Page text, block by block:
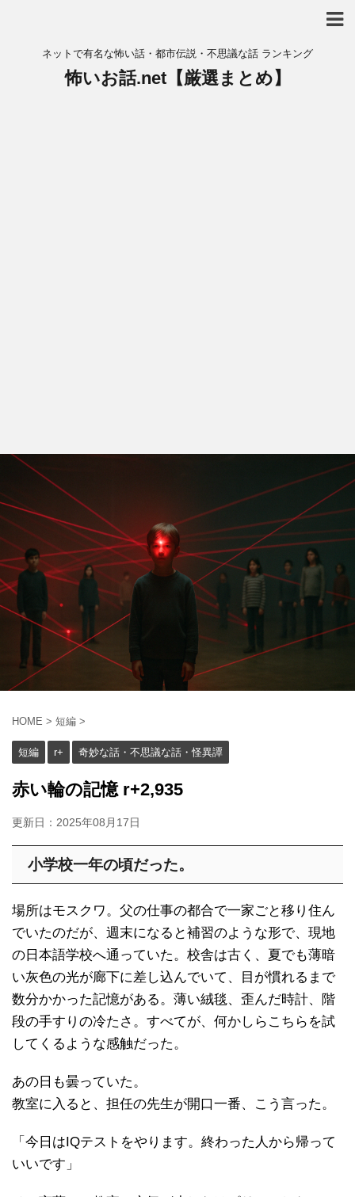
ネットで有名な怖い話・都市伝説・不思議な話 ランキング
怖いお話.net【厳選まとめ】
HOME > 短編 >
短編 r+ 奇妙な話・不思議な話・怪異譚
赤い輪の記憶 r+2,935
更新日： 2025年08月17日
小学校一年の頃だった。
場所はモスクワ。父の仕事の都合で一家ごと移り住ん
でいたのだが、週末になると補習のような形で、現地
の日本語学校へ通っていた。校舎は古く、夏でも薄暗
い灰色の光が廊下に差し込んでいて、目が慣れるまで
数分かかった記憶がある。薄い絨毯、歪んだ時計、階
段の手すりの冷たさ。すべてが、何かしらこちらを試
してくるような感触だった。
あの日も曇っていた。
教室に入ると、担任の先生が開口一番、こう言った。
「今日はIQテストをやります。終わった人から帰って
いいです」